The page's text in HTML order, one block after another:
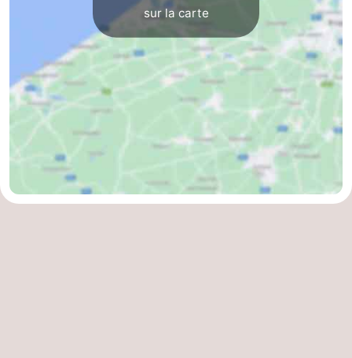
Oostduinkerke
Koksijde
La
-
Westhoek
sur la carte